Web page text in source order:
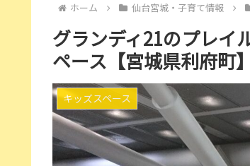
ホーム 仙台宮城・子育て情報
グランディ21のプレイ
ペース【宮城県利府町】
キッズスペース